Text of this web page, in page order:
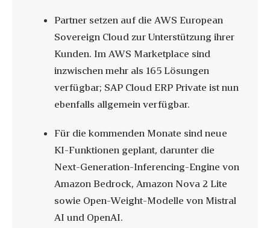
Partner setzen auf die AWS European
Sovereign Cloud zur Unterstützung ihrer
Kunden. Im AWS Marketplace sind
inzwischen mehr als 165 Lösungen
verfügbar; SAP Cloud ERP Private ist nun
ebenfalls allgemein verfügbar.
Für die kommenden Monate sind neue
KI-Funktionen geplant, darunter die
Next-Generation-Inferencing-Engine von
Amazon Bedrock, Amazon Nova 2 Lite
sowie Open-Weight-Modelle von Mistral
AI und OpenAI.